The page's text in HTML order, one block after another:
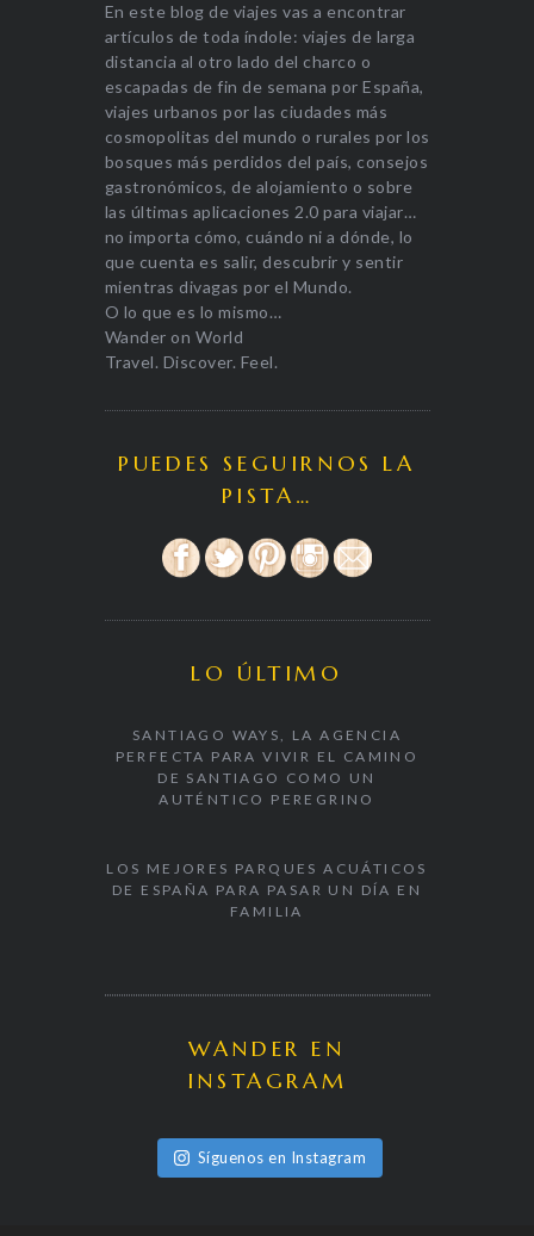
En este blog de viajes vas a encontrar
artículos de toda índole: viajes de larga
distancia al otro lado del charco o
escapadas de fin de semana por España,
viajes urbanos por las ciudades más
cosmopolitas del mundo o rurales por los
bosques más perdidos del país, consejos
gastronómicos, de alojamiento o sobre
las últimas aplicaciones 2.0 para viajar…
no importa cómo, cuándo ni a dónde, lo
que cuenta es salir, descubrir y sentir
mientras divagas por el Mundo.
O lo que es lo mismo…
Wander on World
Travel. Discover. Feel.
PUEDES SEGUIRNOS LA
PISTA…
LO ÚLTIMO
SANTIAGO WAYS, LA AGENCIA
PERFECTA PARA VIVIR EL CAMINO
DE SANTIAGO COMO UN
AUTÉNTICO PEREGRINO
LOS MEJORES PARQUES ACUÁTICOS
DE ESPAÑA PARA PASAR UN DÍA EN
FAMILIA
WANDER EN
INSTAGRAM
Síguenos en Instagram